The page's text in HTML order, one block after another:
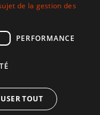
de la gestion des
PERFORMANCE
TOUT